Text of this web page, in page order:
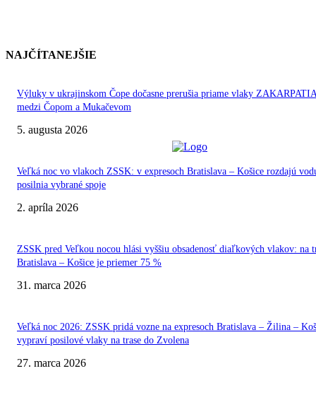
NAJČÍTANEJŠIE
Výluky v ukrajinskom Čope dočasne prerušia priame vlaky
medzi Čopom a Mukačevom
5. augusta 2026
Veľká noc vo vlakoch ZSSK: v expresoch Bratislava – Košice rozdajú
posilnia vybrané spoje
2. apríla 2026
ZSSK pred Veľkou nocou hlási vyššiu obsadenosť diaľkových vlakov: na
Bratislava – Košice je priemer 75 %
31. marca 2026
Veľká noc 2026: ZSSK pridá vozne na expresoch Bratislava – Žilina –
vypraví posilové vlaky na trase do Zvolena
27. marca 2026